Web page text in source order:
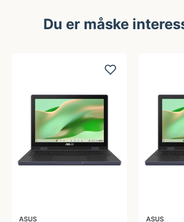
Du er måske
ASUS ASUS